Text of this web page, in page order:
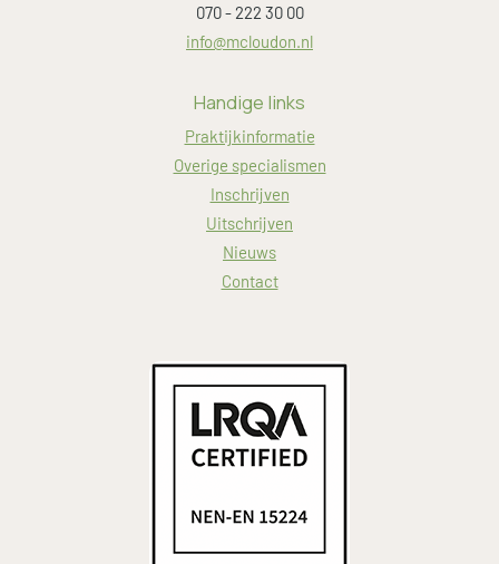
070 - 222 30 00
info@mcloudon.nl
Handige links
Praktijkinformatie
Overige specialismen
Inschrijven
Uitschrijven
Nieuws
Contact